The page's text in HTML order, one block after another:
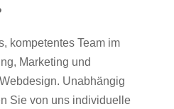
kompetentes Team im
Marketing und
Unabhängig
Sie von uns individuelle